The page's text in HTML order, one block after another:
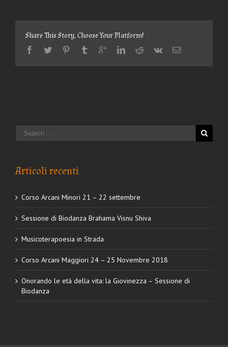
Share This Story, Choose Your Platform!
Articoli recenti
Corso Arcani Minori 21 – 22 settembre
Sessione di Biodanza Brahama Visnu Shiva
Musicoterapoesia in Strada
Corso Arcani Maggiori 24 – 25 Novembre 2018
Onorando le età della vita: la Giovinezza – Sessione di
Biodanza